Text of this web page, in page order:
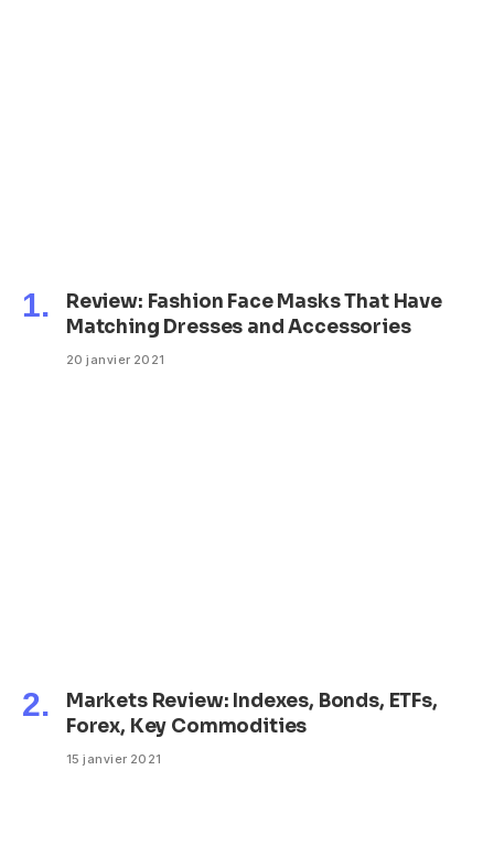
Review: Fashion Face Masks That Have
Matching Dresses and Accessories
20 janvier 2021
Markets Review: Indexes, Bonds, ETFs,
Forex, Key Commodities
15 janvier 2021